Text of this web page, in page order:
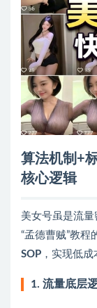
算法机制+
核心逻辑
美女号虽是流
“孟德曹贼”教程
SOP ，实现低成
1. 流量底层